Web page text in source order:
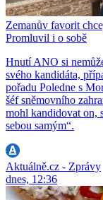
Zemanův favorit
Promluvil i o sobě
Hnutí ANO si
svého kandidáta,
pořadu Poledne s
šéf sněmovního
mohl kandidovat on,
sebou samým“.
Aktuálně.cz - Zprávy
dnes, 12:36